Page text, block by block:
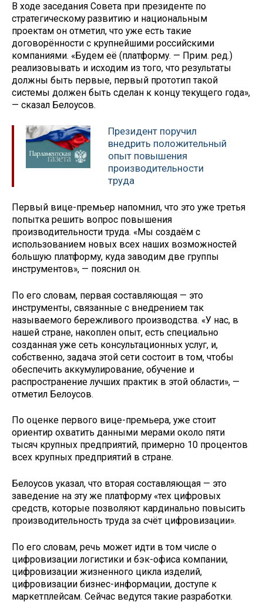
В ходе заседания Совета при президенте по
стратегическому развитию и национальным
проектам он отметил, что уже есть такие
договорённости с крупнейшими российскими
компаниями. «Будем её (платформу. — Прим. ред.)
реализовывать и исходим из того, что результаты
должны быть первые, первый прототип такой
системы должен быть сделан к концу текущего года»,
— сказал Белоусов.
Президент поручил
внедрить положительный
опыт повышения
производительности
труда
Первый вице-премьер напомнил, что это уже третья
попытка решить вопрос повышения
производительности труда. «Мы создаём с
использованием новых всех наших возможностей
большую платформу, куда заводим две группы
инструментов», — пояснил он.
По его словам, первая составляющая — это
инструменты, связанные с внедрением так
называемого бережливого производства. «У нас, в
нашей стране, накоплен опыт, есть специально
созданная уже сеть консультационных услуг, и,
собственно, задача этой сети состоит в том, чтобы
обеспечить аккумулирование, обучение и
распространение лучших практик в этой области», —
отметил Белоусов.
По оценке первого вице-премьера, уже стоит
ориентир охватить данными мерами около пяти
тысяч крупных предприятий, примерно 10 процентов
всех крупных предприятий в стране.
Белоусов указал, что вторая составляющая — это
заведение на эту же платформу «тех цифровых
средств, которые позволяют кардинально повысить
производительность труда за счёт цифровизации».
По его словам, речь может идти в том числе о
цифровизации логистики и бэк-офиса компании,
цифровизации жизненного цикла изделий,
цифровизации бизнес-информации, доступе к
маркетплейсам. Сейчас ведутся такие разработки.